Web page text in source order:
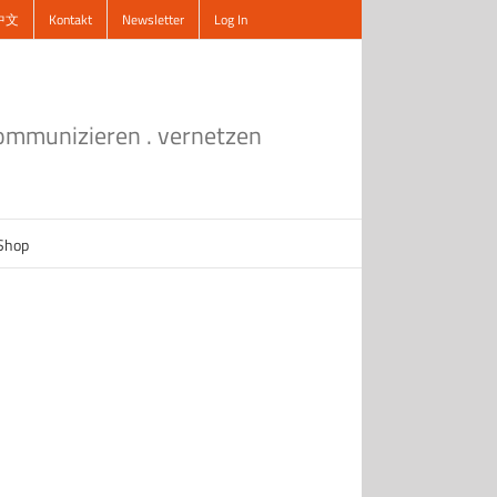
文 Kontakt Newsletter Log In
. vernetzen